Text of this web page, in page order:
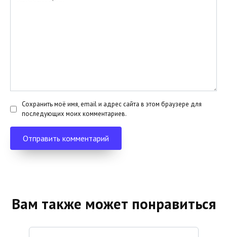
Сохранить моё имя, email и адрес сайта в этом браузере для
последующих моих комментариев.
Вам также может понравиться